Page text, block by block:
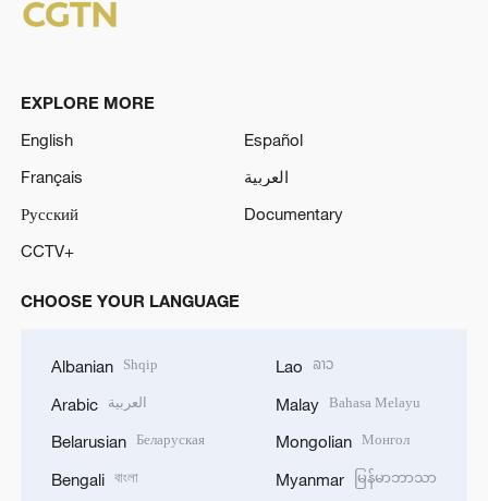
EXPLORE MORE
English
Español
Français
العربية
Русский
Documentary
CCTV+
CHOOSE YOUR LANGUAGE
Albanian Shqip
Arabic العربية
Belarusian Беларуская
Bengali বাংলা
Lao ລາວ
Malay Bahasa Melayu
Mongolian Монгол
Myanmar မြန်မာဘာသာ